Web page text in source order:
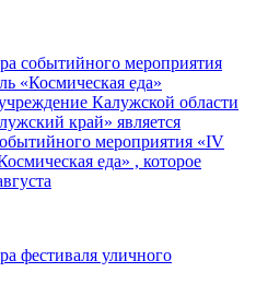
событийного мероприятия
«Космическая еда»
Калужской области
край» является
мероприятия «IV
еда» , которое
фестиваля уличного